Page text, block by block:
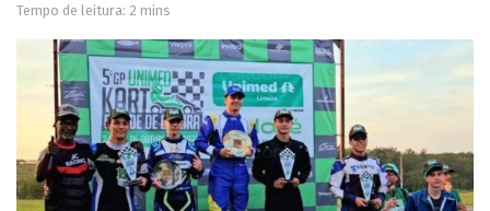
Tempo de leitura: 2 mins